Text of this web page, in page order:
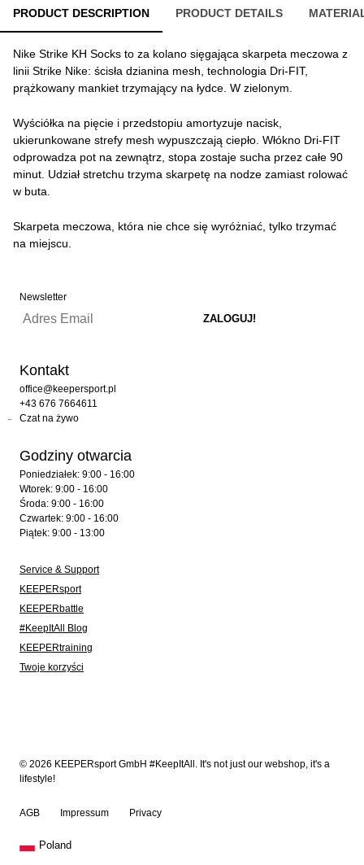
PRODUCT DESCRIPTION PRODUCT DETAILS
Nike Strike KH Socks to za kolano sięgająca skarpeta meczowa z
linii Strike Nike: ścisła dzianina mesh, technologia Dri-FIT,
prążkowany mankiet trzymający na łydce. W zielonym.
Wyściółka na pięcie i przedstopiu amortyzuje nacisk,
ukierunkowane strefy mesh wypuszczają ciepło. Włókno Dri-FIT
odprowadza pot na zewnątrz, stopa zostaje sucha przez całe 90
minut. Udział stretchu trzyma skarpetę na nodze zamiast rolować
w buta.
Skarpeta meczowa, która nie chce się wyróżniać, tylko trzymać
na miejscu.
Newsletter
Kontakt
office@keepersport.pl
+43 676 7664611
Czat na żywo
Godziny otwarcia
Poniedziałek: 9:00 - 16:00
Wtorek: 9:00 - 16:00
Środa: 9:00 - 16:00
Czwartek: 9:00 - 16:00
Piątek: 9:00 - 13:00
Service & Support
KEEPERsport
KEEPERbattle
#KeepItAll Blog
KEEPERtraining
Twoje korzyści
© 2026 KEEPERsport GmbH #KeepItAll. It's not just our webshop, it's a
lifestyle!
AGB Impressum Privacy
Poland